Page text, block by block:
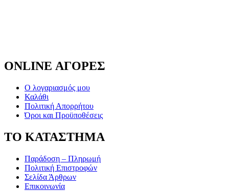
ONLINE ΑΓΟΡΕΣ
Ο λογαριασμός μου
Καλάθι
Πολιτική Απορρήτου
Όροι και Προϋποθέσεις
ΤΟ ΚΑΤΑΣΤΗΜΑ
Παράδοση – Πληρωμή
Πολιτική Επιστροφών
Σελίδα Άρθρων
Επικοινωνία